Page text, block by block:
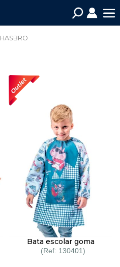
HASBRO
Bata escolar goma
130401